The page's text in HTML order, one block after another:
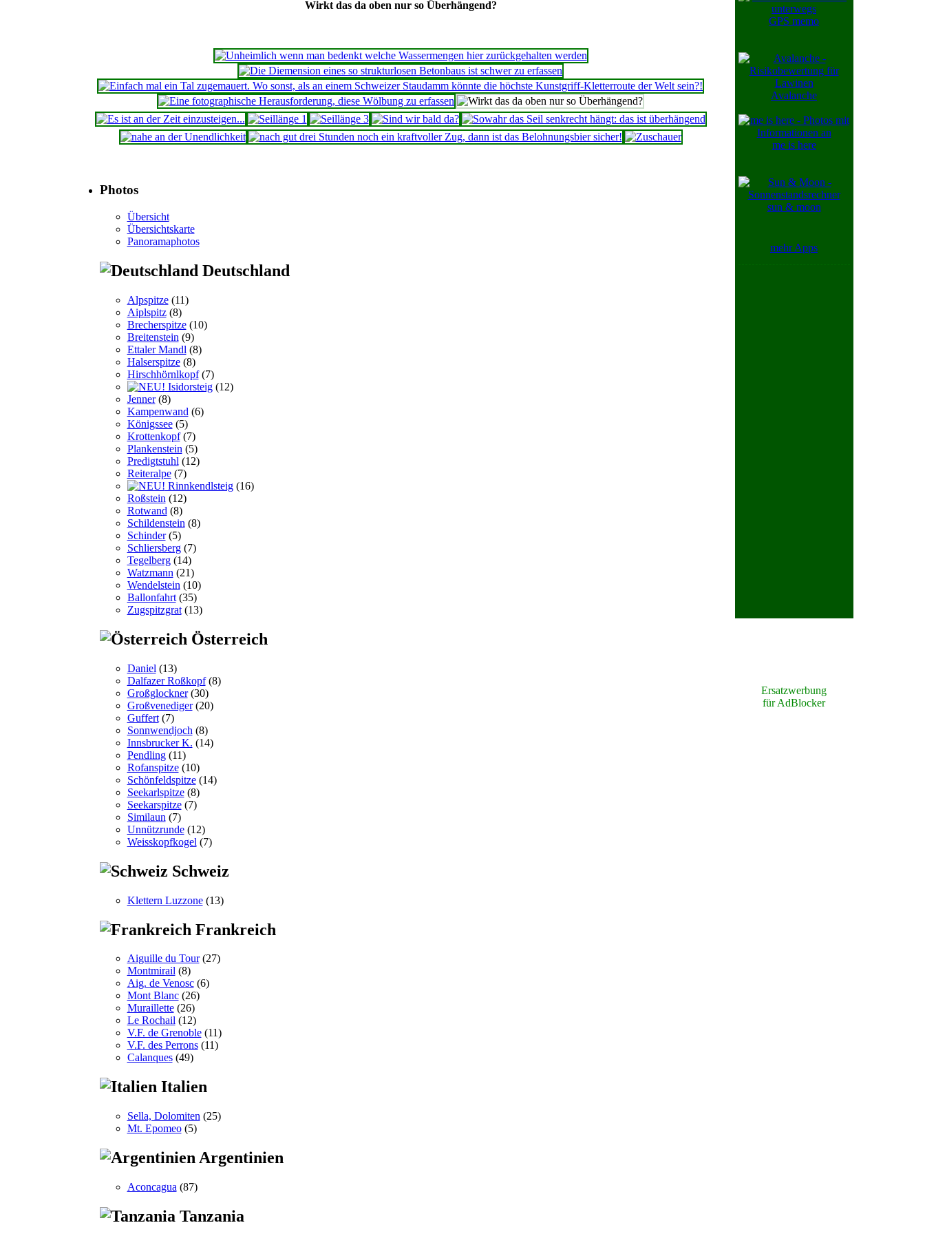
GPS memo
Avalanche
me is here
sun & moon
mehr Apps
Ersatzwerbung
für AdBlocker
Wirkt das da oben nur so Überhängend?
Photos
Übersicht
Übersichtskarte
Panoramaphotos
Deutschland
Alpspitze(11)
Aiplspitz(8)
Brecherspitze(10)
Breitenstein (9)
Ettaler Mandl (8)
Halserspitze(8)
Hirschhörnlkopf(7)
Isidorsteig(12)
Jenner(8)
Kampenwand (6)
Königssee(5)
Krottenkopf(7)
Plankenstein (5)
Predigtstuhl (12)
Reiteralpe(7)
Rinnkendlsteig(16)
Roßstein (12)
Rotwand (8)
Schildenstein (8)
Schinder(5)
Schliersberg(7)
Tegelberg(14)
Watzmann (21)
Wendelstein (10)
Ballonfahrt(35)
Zugspitzgrat(13)
Österreich
Daniel (13)
Dalfazer Roßkopf(8)
Großglockner(30)
Großvenediger(20)
Guffert(7)
Sonnwendjoch (8)
Innsbrucker K. (14)
Pendling(11)
Rofanspitze(10)
Schönfeldspitze(14)
Seekarlspitze(8)
Seekarspitze(7)
Similaun (7)
Unnützrunde(12)
Weisskopfkogel (7)
Schweiz
Klettern Luzzone(13)
Frankreich
Aiguille du Tour(27)
Montmirail(8)
Aig. de Venosc(6)
Mont Blanc(26)
Muraillette(26)
Le Rochail(12)
V.F. de Grenoble(11)
V.F. des Perrons(11)
Calanques(49)
Italien
Sella, Dolomiten (25)
Mt. Epomeo(5)
Argentinien
Aconcagua (87)
Tanzania